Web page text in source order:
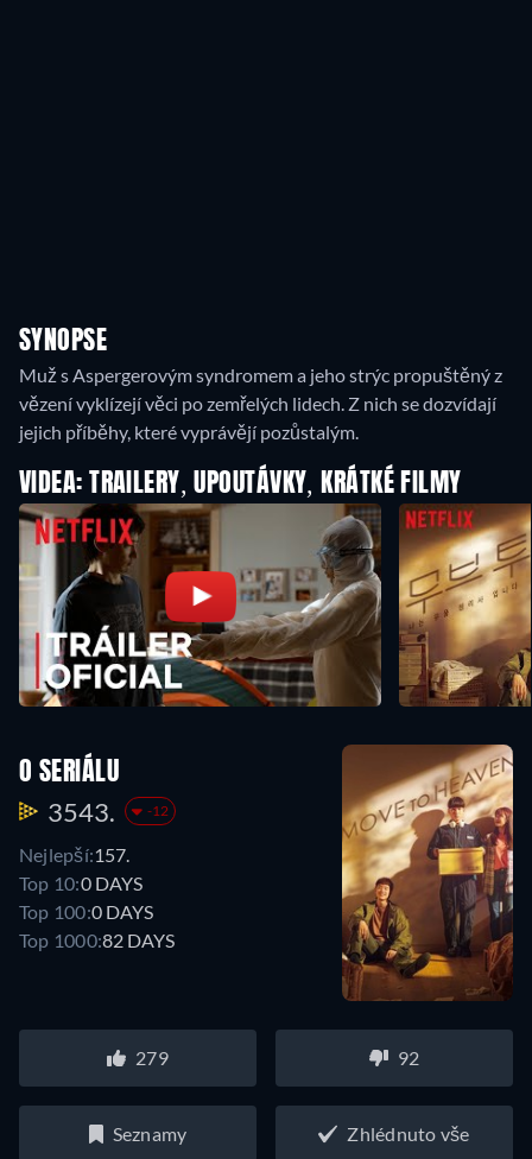
SYNOPSE
Muž s Aspergerovým syndromem a jeho strýc propuštěný z
vězení vyklízejí věci po zemřelých lidech. Z nich se dozvídají
jejich příběhy, které vyprávějí pozůstalým.
VIDEA: TRAILERY, UPOUTÁVKY, KRÁTKÉ FILMY
O SERIÁLU
3543. -12
Nejlepší:157.
Top 10:0 DAYS
Top 100:0 DAYS
Top 1000:82 DAYS
279 92
Seznamy Zhlédnuto vše